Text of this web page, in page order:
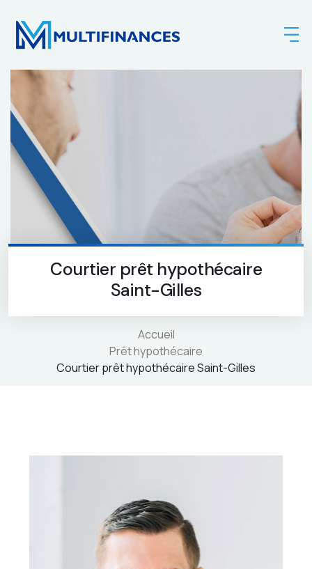
Courtier prêt hypothécaire
Saint-Gilles
Accueil
Prêt hypothécaire
Courtier prêt hypothécaire Saint-Gilles